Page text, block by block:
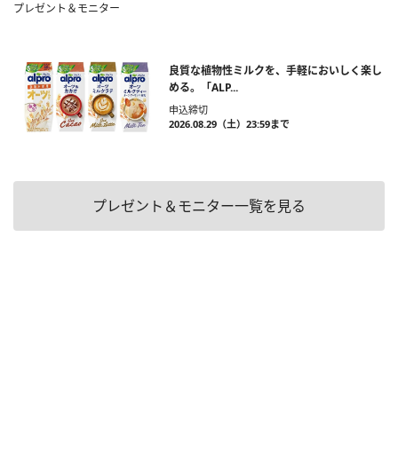
プレゼント＆モニター
良質な植物性ミルクを、手軽においしく楽し
める。「ALP...
申込締切
2026.08.29（土）23:59まで
プレゼント＆モニター一覧を見る